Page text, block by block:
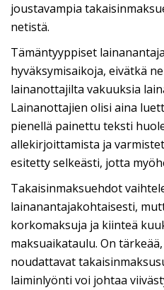
joustavampia
netistä.
Tämäntyyppiset
hyväksymisaikoja, eivätkä
lainanottajilta vakuuksia
Lainanottajien olisi aina
pienellä painettu teksti
allekirjoittamista ja
esitetty selkeästi, jotta
Takaisinmaksuehdot
lainanantajakohtaisesti,
korkomaksuja ja kiinteä
maksuaikataulu. On
noudattavat
laiminlyönti voi johtaa